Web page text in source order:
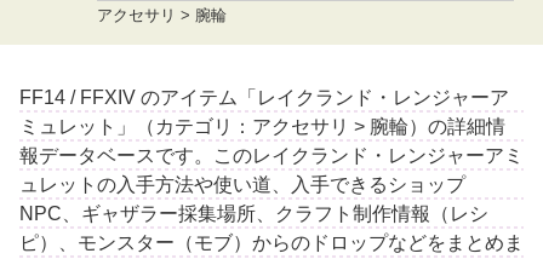
アクセサリ > 腕輪
FF14 / FFXIV のアイテム「レイクランド・レンジャーア
ミュレット」（カテゴリ：アクセサリ > 腕輪）の詳細情
報データベースです。このレイクランド・レンジャーアミ
ュレットの入手方法や使い道、入手できるショップ
NPC、ギャザラー採集場所、クラフト制作情報（レシ
ピ）、モンスター（モブ）からのドロップなどをまとめま